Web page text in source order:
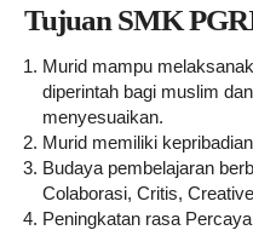
Tujuan SMK
Murid mampu
diperintah bagi muslim
menyesuaikan.
Murid memiliki
Budaya pembelajaran
Colaborasi, Critis,
Peningkatan rasa